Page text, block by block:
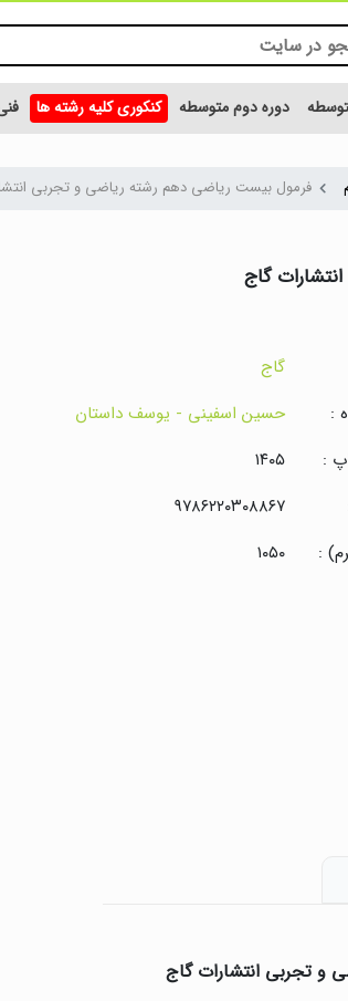
دوره دوم متوسطه کنکوری کلیه رشته ها
فرمول بیست ریاضی دهم رشته ریاضی و تجربی
گاج
گاج
: حسین اسفینی - یوسف داستان
: ۱۴۰۵
۹۷۸۶۲۲۰۳۰۸۸۶۷
: ۱۰۵۰
و تجربی انتشارات گاج